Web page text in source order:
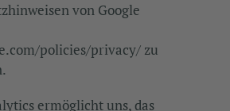
von Google
policies/privacy/ zu
ermöglicht uns, das